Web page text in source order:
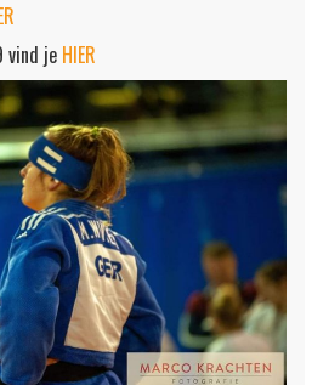
vind je HIER